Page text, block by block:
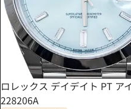
ロレックス デイデイト PT ア
228206A